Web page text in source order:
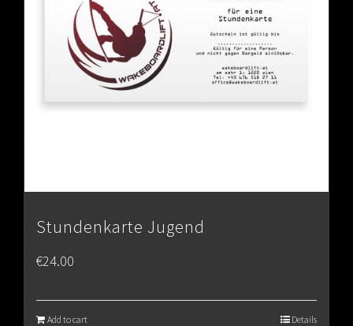
Stundenkarte Jugend
€24.00
Add to cart Details